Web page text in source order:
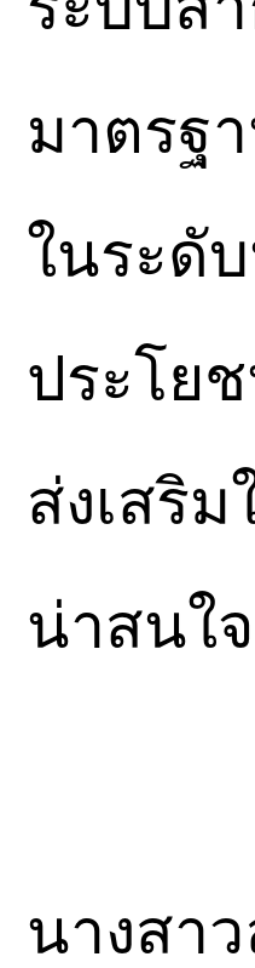
มาตรฐ
ในระดั
ประโย
ส่งเสริ
น่าสนใ
นางสา